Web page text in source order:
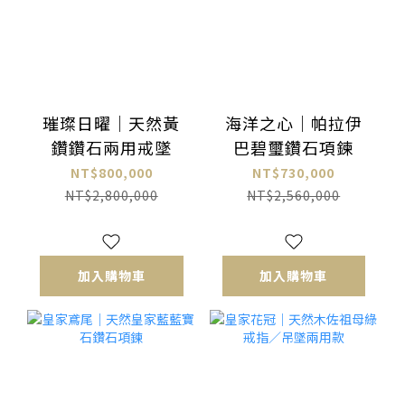
璀璨日曜｜天然黃
鑽鑽石兩用戒墜
NT$800,000
NT$2,800,000
加入購物車
海洋之心｜帕拉伊
巴碧璽鑽石項鍊
NT$730,000
NT$2,560,000
加入購物車